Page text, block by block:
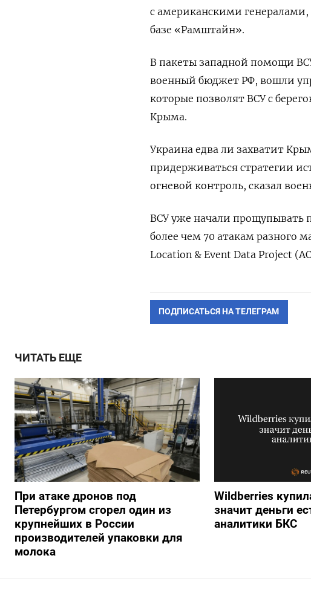
с американскими
базе «Рамштайн».
В пакеты западной помощи
военный бюджет РФ, вошли
которые позволят ВСУ с
Крыма.
Украина едва ли захватит
придерживаться стратегии
огневой контроль, сказал
ВСУ уже начали прощупывать
более чем 70 атакам разного
Location & Event Data Project
ПОДПИСАТЬСЯ НА ТЕЛЕГРАМ
ЧИТАТЬ ЕЩЕ
При атаке дронов под
Петербургом сгорел один из
крупнейших в России
производителей упаковки для
молока
Wildberries
значит деньги
аналитики БКС